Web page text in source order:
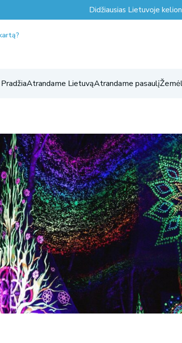
Didžiausias Lietuvoje
PradžiaAtrandame LietuvąAtrandame pasaulį